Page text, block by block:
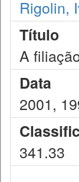
Rigolin,
Título
A
Data
2001,
341.33